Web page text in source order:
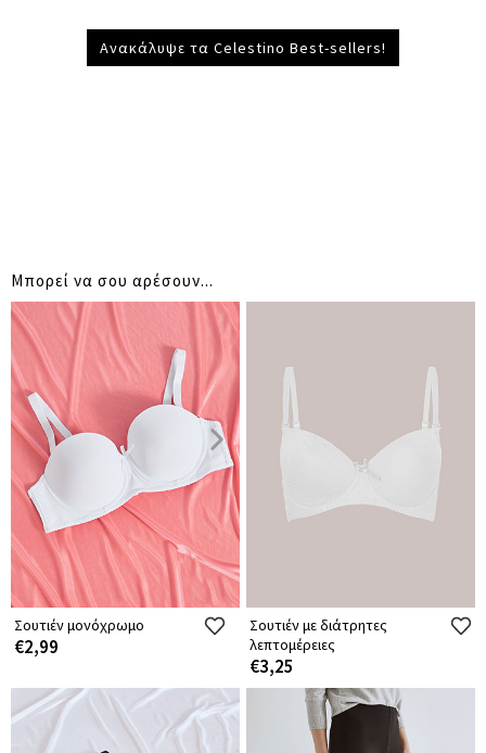
Ανακάλυψε τα Celestino Best-sellers!
Μπορεί να σου αρέσουν...
Σουτιέν μονόχρωμο
€2,99
Σουτιέν με διάτρητες
λεπτομέρειες
€3,25